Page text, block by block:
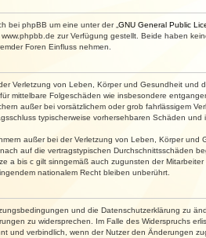
bei phpBB um eine unter der „ GNU General Public
zur Verfügung gestellt. Beide haben
Foren Einfluss nehmen.
Verletzung von Leben, Körper und Gesundheit
mittelbare Folgeschäden wie insbesondere
außer bei vorsätzlichem oder grob fahrlässigem
typischerweise vorhersehbaren Schäden
außer bei der Verletzung von Leben, Körper
auf die vertragstypischen Durchschnittsschäden
a bis c gilt sinngemäß auch zugunsten der
nationalem Recht bleiben unberührt.
und die Datenschutzerklärung zu
zu widersprechen. Im Falle des Widerspruchs
und verbindlich, wenn der Nutzer den Änderungen